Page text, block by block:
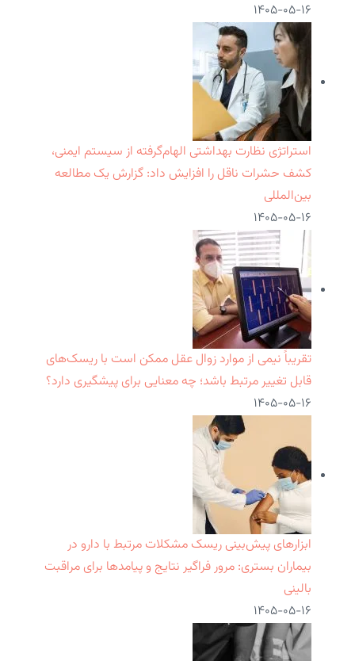
۱۴۰۵-۰۵-۱۶
استراتژی نظارت بهداشتی الهام‌گرفته از سیستم ایمنی،
کشف حشرات ناقل را افزایش داد: گزارش یک مطالعه
بین‌المللی
۱۴۰۵-۰۵-۱۶
تقریباً نیمی از موارد زوال عقل ممکن است با ریسک‌های
قابل تغییر مرتبط باشد؛ چه معنایی برای پیشگیری دارد؟
۱۴۰۵-۰۵-۱۶
ابزارهای پیش‌بینی ریسک مشکلات مرتبط با دارو در
بیماران بستری: مرور فراگیر نتایج و پیامدها برای مراقبت
بالینی
۱۴۰۵-۰۵-۱۶